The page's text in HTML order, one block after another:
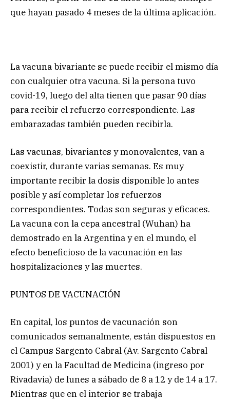
que hayan pasado 4 meses de la última aplicación.
La vacuna bivariante se puede recibir el mismo día
con cualquier otra vacuna. Si la persona tuvo
covid-19, luego del alta tienen que pasar 90 días
para recibir el refuerzo correspondiente. Las
embarazadas también pueden recibirla.
Las vacunas, bivariantes y monovalentes, van a
coexistir, durante varias semanas. Es muy
importante recibir la dosis disponible lo antes
posible y así completar los refuerzos
correspondientes. Todas son seguras y eficaces.
La vacuna con la cepa ancestral (Wuhan) ha
demostrado en la Argentina y en el mundo, el
efecto beneficioso de la vacunación en las
hospitalizaciones y las muertes.
PUNTOS DE VACUNACIÓN
En capital, los puntos de vacunación son
comunicados semanalmente, están dispuestos en
el Campus Sargento Cabral (Av. Sargento Cabral
2001) y en la Facultad de Medicina (ingreso por
Rivadavia) de lunes a sábado de 8 a 12 y de 14 a 17.
Mientras que en el interior se trabaja